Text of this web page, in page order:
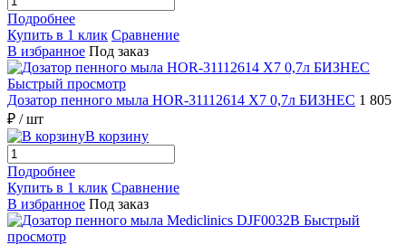
Подробнее
Купить в 1 клик Сравнение
В избранное Под заказ
Быстрый просмотр
Дозатор пенного мыла HOR-31112614 X7 0,7л БИЗНЕС 1 805
₽ / шт
В корзину
Подробнее
Купить в 1 клик Сравнение
В избранное Под заказ
Быстрый
просмотр